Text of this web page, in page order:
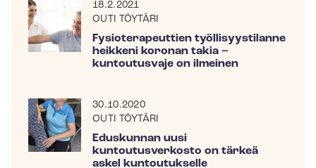
18.2.2021
OUTI TÖYTÄRI
Fysioterapeuttien työllisyystilanne
heikkeni koronan takia –
kuntoutusvaje on ilmeinen
30.10.2020
OUTI TÖYTÄRI
Eduskunnan uusi
kuntoutusverkosto on tärkeä
askel kuntoutukselle